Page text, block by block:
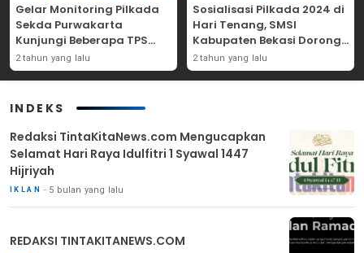
Gelar Monitoring Pilkada
Sekda Purwakarta
Kunjungi Beberapa TPS
Yang Ada Di Purwakarta
2 tahun yang lalu
Sosialisasi Pilkada 2024 di
Hari Tenang, SMSI
Kabupaten Bekasi Dorong
Angka Partisipasi
Masyarakat
2 tahun yang lalu
INDEKS
Redaksi TintaKitaNews.com Mengucapkan
Selamat Hari Raya Idulfitri 1 Syawal 1447
Hijriyah
IKLAN 5 bulan yang lalu
REDAKSI TINTAKITANEWS.COM